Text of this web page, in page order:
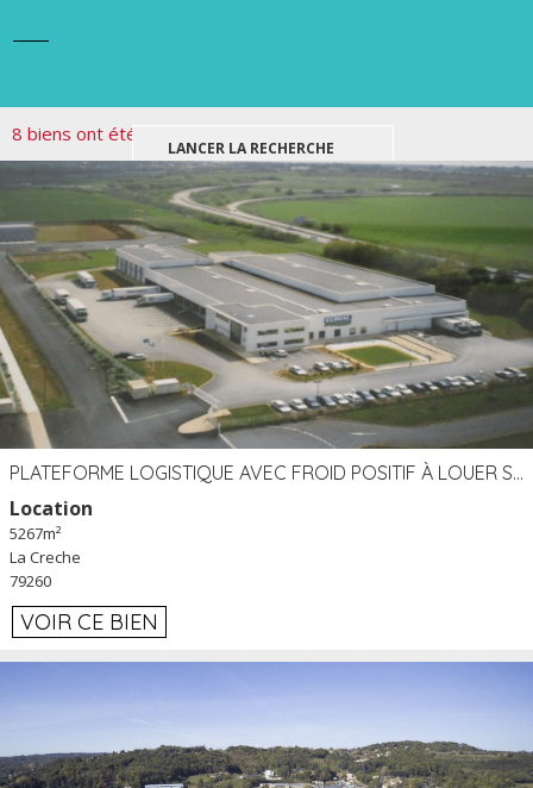
8 biens ont été trouvés pour votre recherche.
PLATEFORME LOGISTIQUE AVEC FROID POSITIF À LOUER SECTEUR NIORT (79)
Location
5267m²
La Creche
79260
VOIR CE BIEN